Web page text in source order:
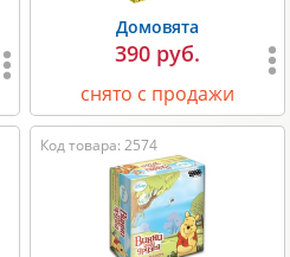
Домовята
390 руб.
снято с продажи
Код товара: 2574